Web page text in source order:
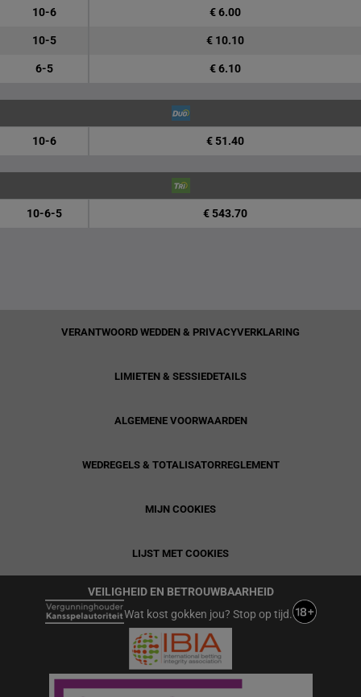
10-6 € 6.00
10-5 € 10.10
6-5 € 6.10
10-6 € 51.40
10-6-5 € 543.70
VERANTWOORD WEDDEN & PRIVACYVERKLARING
LIMIETEN & SESSIEDETAILS
ALGEMENE VOORWAARDEN
WEDREGELS & TOTALISATORREGLEMENT
MIJN COOKIES
LIJST MET COOKIES
VEILIGHEID EN BETROUWBAARHEID
Wat kost gokken jou? Stop op tijd.